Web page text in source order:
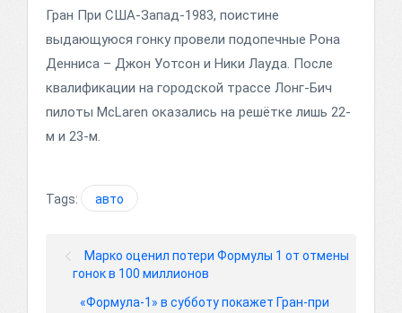
Гран При США-Запад-1983, поистине
выдающуюся гонку провели подопечные Рона
Денниса – Джон Уотсон и Ники Лауда. После
квалификации на городской трассе Лонг-Бич
пилоты McLaren оказались на решётке лишь 22-
м и 23-м.
Tags: авто
Марко оценил потери Формулы 1 от отмены
гонок в 100 миллионов
«Формула-1» в субботу покажет Гран-при